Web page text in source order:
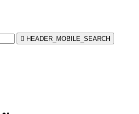
 HEADER_MOBILE_SEARCH